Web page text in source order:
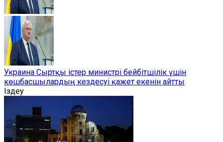
Украина Сыртқы істер министрі бейбітшілік үшін
көшбасшылардың кездесуі қажет екенін айтты
Іздеу